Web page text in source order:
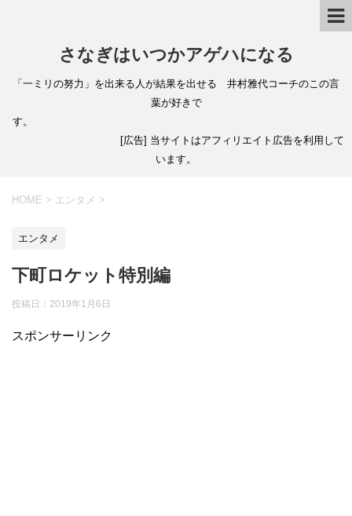
さなぎはいつかアゲハになる
「一ミリの努力」を出来る人が結果を出せる 井村雅代コーチのこの言
葉が好きで
す。
[広告] 当サイトはアフィリエイト広告を利用して
います。
HOME > エンタメ >
エンタメ
下町ロケット特別編
投稿日： 2019年1月6日
スポンサーリンク